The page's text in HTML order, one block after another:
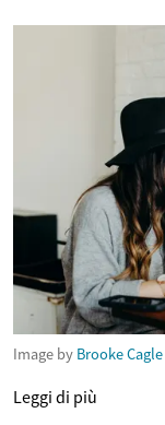
Image by Brooke Cagle
Leggi di più